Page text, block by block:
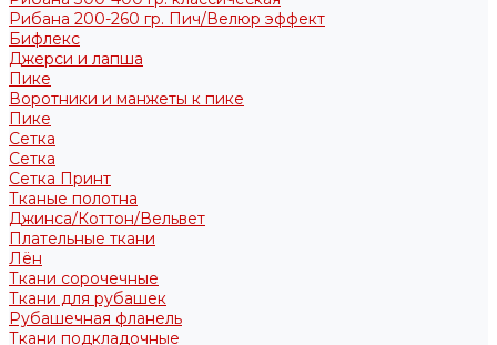
Рибана 200-260 гр. Пич/Велюр эффект
Бифлекс
Джерси и лапша
Пике
Воротники и манжеты к пике
Пике
Сетка
Сетка
Сетка Принт
Тканые полотна
Джинса/Коттон/Вельвет
Плательные ткани
Лён
Ткани сорочечные
Ткани для рубашек
Рубашечная фланель
Ткани подкладочные